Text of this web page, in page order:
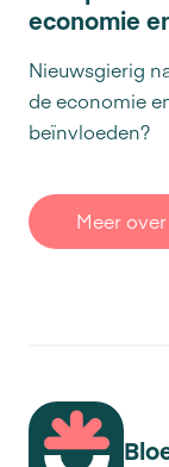
economie
Nieuwsgierig
de economie
beïnvloeden?
Meer